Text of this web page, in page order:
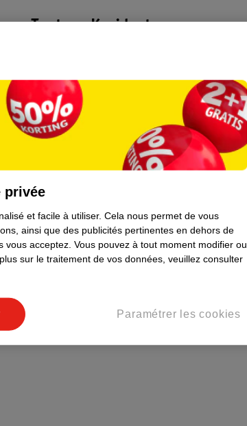
Tout sur Kruidvat
Formule commerciale
Coordonnées de l’entreprise
Plus durable
privée
et facile à utiliser. Cela nous permet de vous
ainsi que des publicités pertinentes en dehors de
vous acceptez. Vous pouvez à tout moment modifier ou
sur le traitement de vos données, veuillez consulter
Paramétrer les cookies